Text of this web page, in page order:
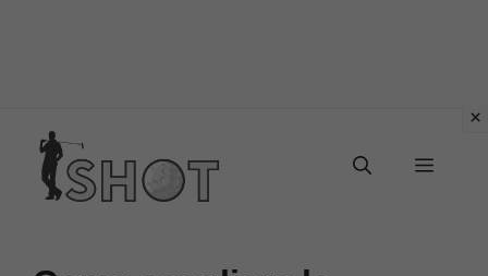
contenuto
Menu